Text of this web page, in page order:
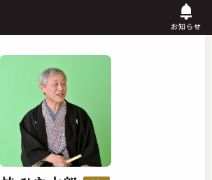
お知らせ